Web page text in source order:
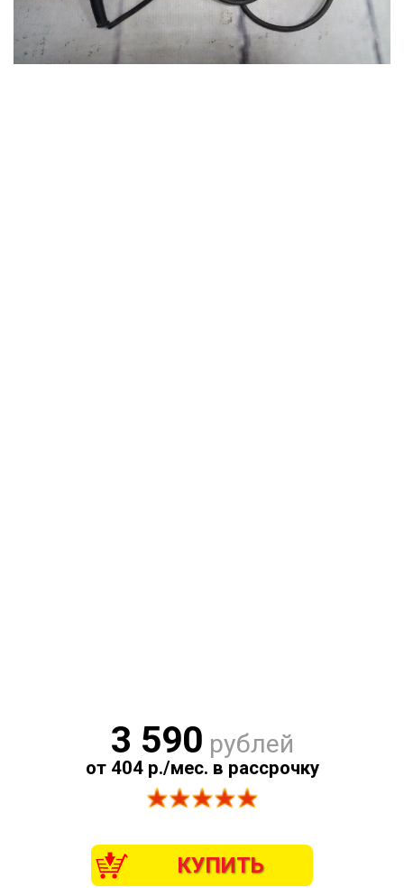
3 590 рублей
от 404 р./мес. в рассрочку
КУПИТЬ